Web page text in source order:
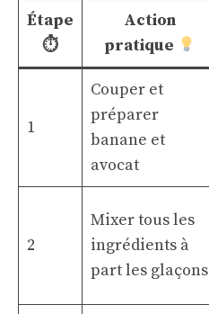
Étape
⏱
Action
pratique
1
Couper et
préparer
banane et
avocat
2
Mixer tous les
ingrédients à
part les glaçons